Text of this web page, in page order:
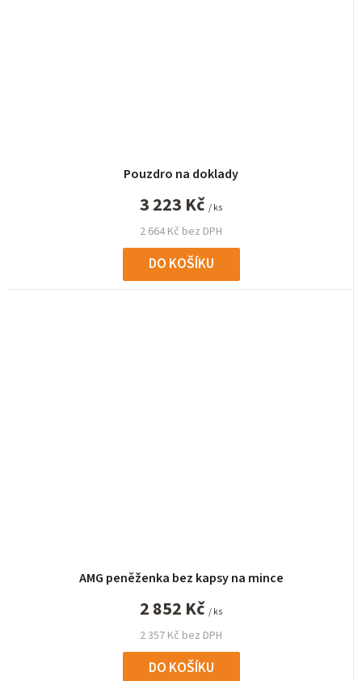
Pouzdro na doklady
2 664 Kč bez DPH
3 223 Kč / ks
DO KOŠÍKU
AMG peněženka bez kapsy na mince
2 357 Kč bez DPH
2 852 Kč / ks
DO KOŠÍKU